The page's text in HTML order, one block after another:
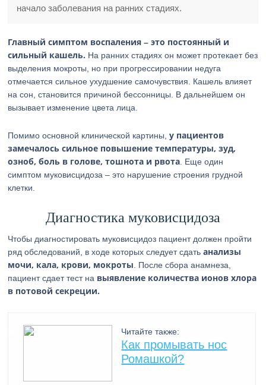
начало заболевания на ранних стадиях.
Главный симптом воспаления – это постоянный и
сильный кашель. На ранних стадиях он может протекает без
выделения мокроты, но при прогрессировании недуга
отмечается сильное ухудшение самочувствия. Кашель влияет
на сон, становится причиной бессонницы. В дальнейшем он
вызывает изменение цвета лица.
Помимо основной клинической картины,у пациентов
замечалось сильное повышение температуры, зуд,
озноб, боль в голове, тошнота и рвота . Еще один
симптом муковисцидоза – это нарушение строения грудной
клетки.
Диагностика муковисцидоза
Чтобы диагностировать муковисцидоз пациент должен пройти
ряд обследований, в ходе которых следует сдатьанализы
мочи, кала, крови, мокроты . После сбора анамнеза,
пациент сдает тест на выявление количества ионов хлора
в потовой секреции.
Читайте также:
Как промывать нос
Ромашкой?